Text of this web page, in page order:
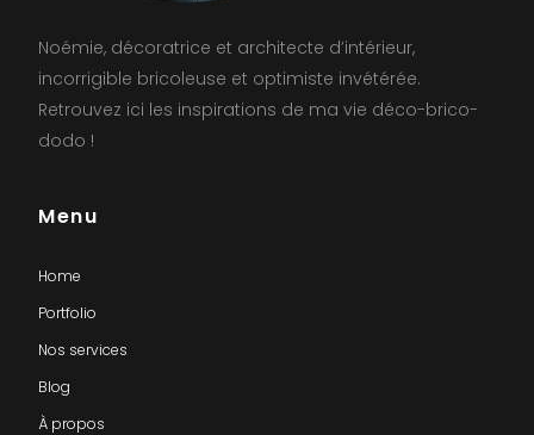
Noémie, décoratrice et architecte d’intérieur,
incorrigible bricoleuse et optimiste invétérée.
Retrouvez ici les inspirations de ma vie déco-brico-
dodo !
Menu
Home
Portfolio
Nos services
Blog
À propos